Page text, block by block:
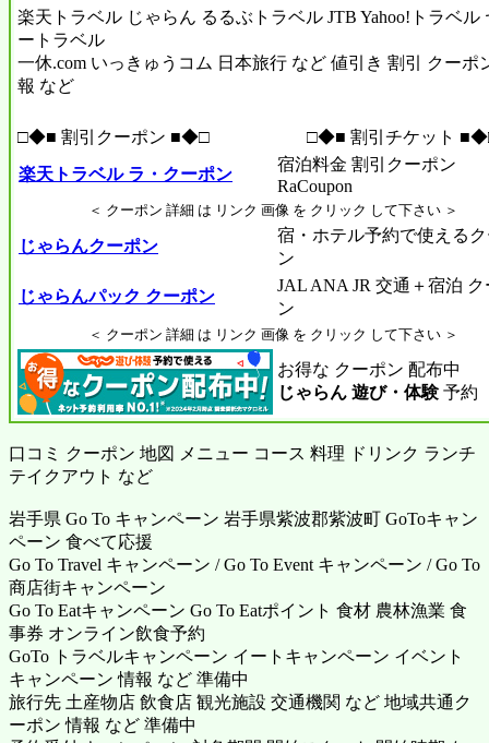
楽天トラベル じゃらん るるぶトラベル JTB Yahoo!トラベル
ートラベル
一休.com いっきゅうコム 日本旅行 など 値引き 割引 クーポ
報 など
□◆■ 割引クーポン ■◆□
□◆■ 割引チケット
楽天トラベル ラ・クーポン
宿泊料金 割引クーポン
RaCoupon
＜ クーポン 詳細 は リンク 画像 を クリック して下さい ＞
じゃらんクーポン
宿・ホテル予約で使える
ン
じゃらんパック クーポン
JAL ANA JR 交通＋宿泊 ク
ン
＜ クーポン 詳細 は リンク 画像 を クリック して下さい ＞
お得な クーポン 配布中
じゃらん 遊び・体験予約
口コミ クーポン 地図 メニュー コース 料理 ドリンク ランチ
テイクアウト など
岩手県 Go To キャンペーン 岩手県紫波郡紫波町 GoToキャン
ペーン 食べて応援
Go To Travel キャンペーン / Go To Event キャンペーン / Go To
商店街キャンペーン
Go To Eatキャンペーン Go To Eatポイント 食材 農林漁業 食
事券 オンライン飲食予約
GoTo トラベルキャンペーン イートキャンペーン イベント
キャンペーン 情報 など 準備中
旅行先 土産物店 飲食店 観光施設 交通機関 など 地域共通ク
ーポン 情報 など 準備中